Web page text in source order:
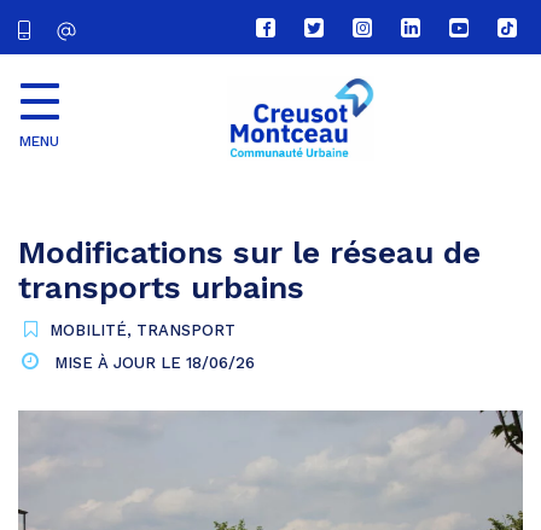
Lien
vers
compte
Facebook
Lien
vers
compte
Twitter
Lien
vers
le
compte
Lien
vers
Lien
vers
Lien
vers
MENU
Modifications sur le réseau de
transports urbains
MOBILITÉ, TRANSPORT
MISE À JOUR LE 18/06/26